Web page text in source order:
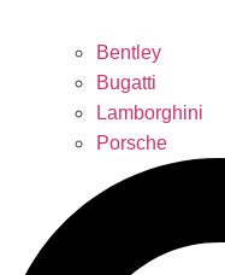
Bentley
Bugatti
Lamborghini
Porsche